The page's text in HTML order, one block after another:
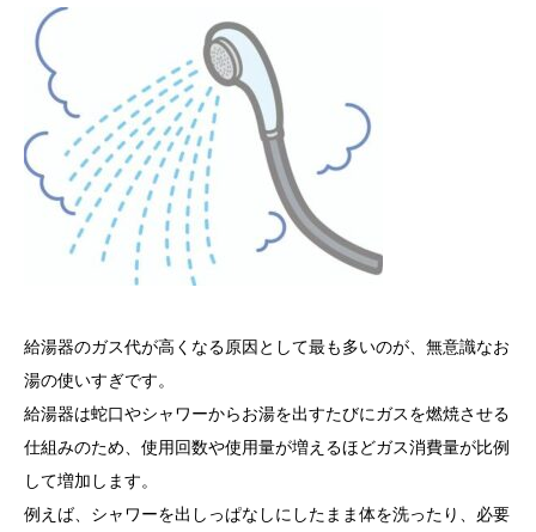
給湯器のガス代が高くなる原因として最も多いのが、無意識なお
湯の使いすぎです。
給湯器は蛇口やシャワーからお湯を出すたびにガスを燃焼させる
仕組みのため、使用回数や使用量が増えるほどガス消費量が比例
して増加します。
例えば、シャワーを出しっぱなしにしたまま体を洗ったり、必要